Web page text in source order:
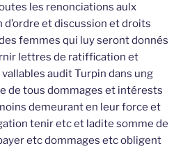
les renonciations aulx
et discussion et droits
femmes qui luy seront donnés
lettres de ratiffication et
audit Turpin dans ung
de tous dommages et intérests
demeurant en leur force et
tenir etc et ladite somme de
etc dommages etc obligent